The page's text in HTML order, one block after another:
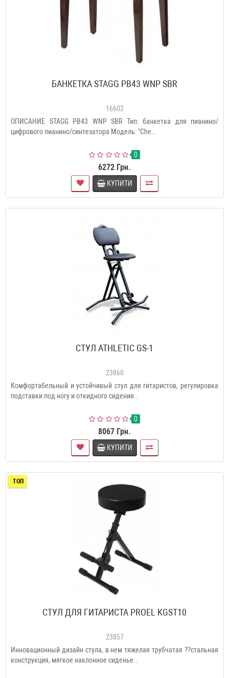
БАНКЕТКА STAGG PB43 WNP SBR
16602
ОПИСАНИЕ STAGG PB43 WNP SBR Тип: банкетка для пианино/
цифрового пианино/синтезатора Модель: "Che..
0
6272 Грн.
КУПИТИ
СТУЛ ATHLETIC GS-1
23860
Комфортабельный и устойчивый стул для гитаристов, регулировка
подставки под ногу и откидного сидения..
0
8067 Грн.
КУПИТИ
ТОП
СТУЛ ДЛЯ ГИТАРИСТА PROEL KGST10
23857
Инновационный дизайн стула, в нем тяжелая трубчатая ??стальная
конструкция, мягкое наклонное сиденье..